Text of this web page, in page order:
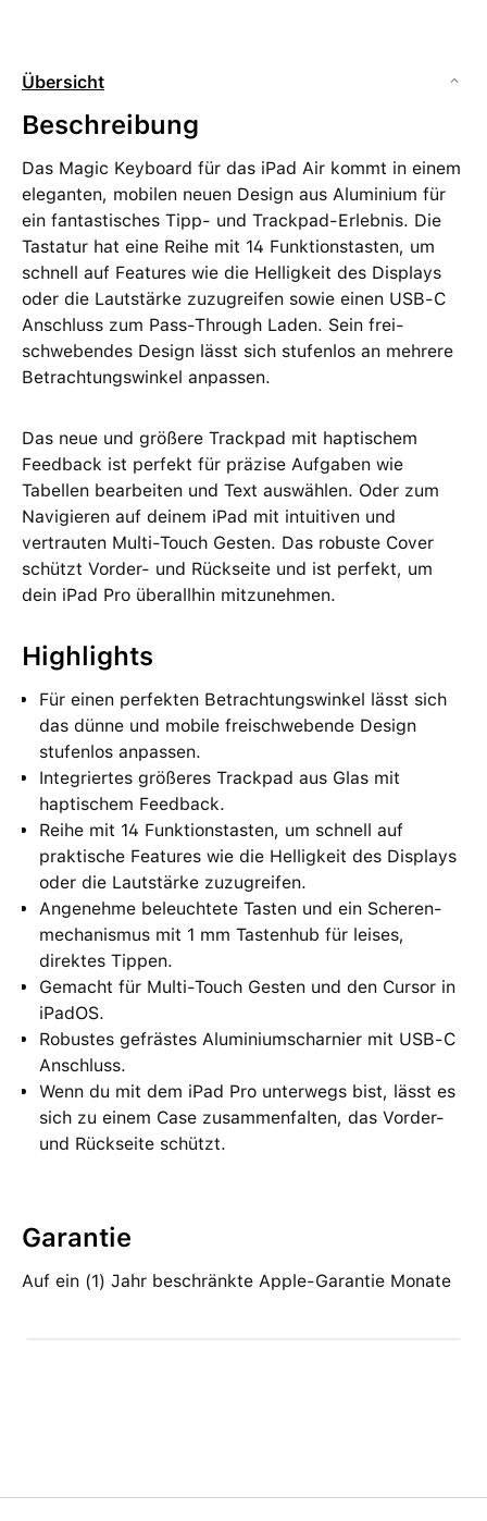
Übersicht
Beschreibung
Das Magic Keyboard für das iPad Air kommt in einem
eleganten, mobilen neuen Design aus Aluminium für
ein fantastisches Tipp‑ und Trackpad-Erlebnis. Die
Tastatur hat eine Reihe mit 14 Funktionstasten, um
schnell auf Features wie die Helligkeit des Displays
oder die Lautstärke zuzugreifen sowie einen USB‑C
Anschluss zum Pass‑Through Laden. Sein frei­
schwebendes Design lässt sich stufenlos an mehrere
Betrachtungs­winkel anpassen.
Das neue und größere Trackpad mit haptischem
Feedback ist perfekt für präzise Aufgaben wie
Tabellen bearbeiten und Text auswählen. Oder zum
Navigieren auf deinem iPad mit intuitiven und
vertrauten Multi-Touch Gesten. Das robuste Cover
schützt Vorder‑ und Rückseite und ist perfekt, um
dein iPad Pro überallhin mitzunehmen.
Highlights
Für einen perfekten Betrachtungs­winkel lässt sich
das dünne und mobile freischwebende Design
stufenlos anpassen.
Integriertes größeres Trackpad aus Glas mit
haptischem Feedback.
Reihe mit 14 Funktionstasten, um schnell auf
praktische Features wie die Helligkeit des Displays
oder die Lautstärke zuzugreifen.
Angenehme beleuchtete Tasten und ein Scheren­
mechanismus mit 1 mm Tastenhub für leises,
direktes Tippen.
Gemacht für Multi-Touch Gesten und den Cursor in
iPadOS.
Robustes gefrästes Aluminiumscharnier mit USB‑C
Anschluss.
Wenn du mit dem iPad Pro unterwegs bist, lässt es
sich zu einem Case zusammenfalten, das Vorder‑
und Rückseite schützt.
Garantie
Auf ein (1) Jahr beschränkte Apple-Garantie Monate